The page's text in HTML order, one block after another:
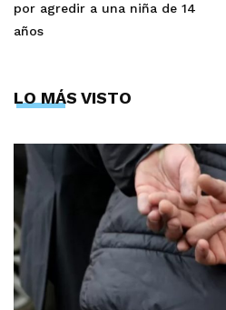
por agredir a una niña de 14
años
LO MÁS VISTO